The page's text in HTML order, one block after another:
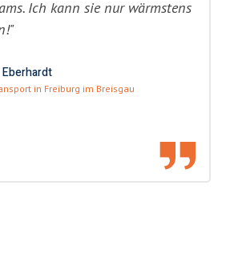
Ich kann sie nur wärmstens
in Freiburg im Breisgau